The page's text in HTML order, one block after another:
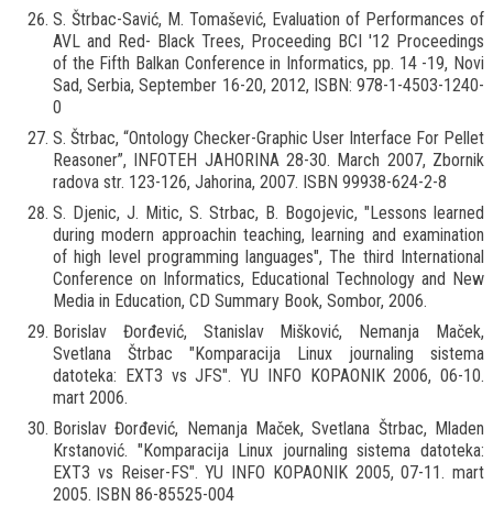
S. Štrbac-Savić, М. Tomašević, Evaluation of Performances of
AVL and Red- Black Trees, Proceeding BCI '12 Proceedings
of the Fifth Balkan Conference in Informatics, pp. 14 -19, Novi
Sad, Serbia, September 16-20, 2012, ISBN: 978-1-4503-1240-
0
S. Štrbac, “Ontology Checker-Graphic User Interface For Pellet
Reasoner”, INFOTEH JAHORINA 28-30. March 2007, Zbornik
radova str. 123-126, Jahorina, 2007. ISBN 99938-624-2-8
S. Djenic, Ј. Мitic, S. Strbac, B. Bogojevic, "Lessons learned
during modern approachin teaching, learning and examination
of high level programming languages", Тhe third International
Conference on Informatics, Educational Technology and New
Media in Education, CD Summary Book, Sombor, 2006.
Borislav Đorđević, Stanislav Mišković, Nemanja Maček,
Svetlana Štrbac "Komparacija Linux journaling sistema
datoteka: EXT3 vs JFS". YU INFO KOPAONIK 2006, 06-10.
mart 2006.
Borislav Đorđević, Nemanja Maček, Svetlana Štrbac, Mladen
Krstanović. "Komparacija Linux journaling sistema datoteka:
EXT3 vs Reiser-FS". YU INFO KOPAONIK 2005, 07-11. mart
2005. ISBN 86-85525-004